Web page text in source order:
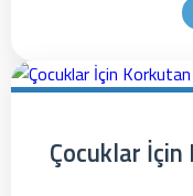
Çocuklar İçin